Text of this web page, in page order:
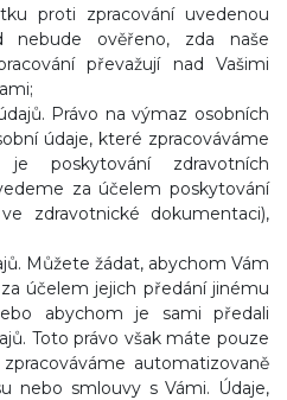
proti zpracování uvedenou
ověřeno, zda naše
převažují nad Vašimi
Právo na výmaz osobních
údaje, které zpracováváme
poskytování zdravotních
za účelem poskytování
zdravotnické dokumentaci),
Můžete žádat, abychom Vám
účelem jejich předání jinému
abychom je sami předali
Toto právo však máte pouze
automatizovaně
nebo smlouvy s Vámi. Údaje,